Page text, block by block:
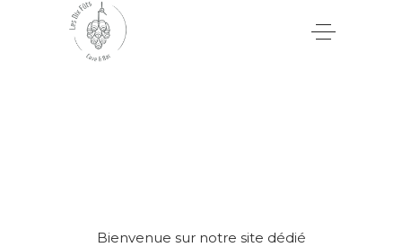
Bienvenue sur notre site dédié